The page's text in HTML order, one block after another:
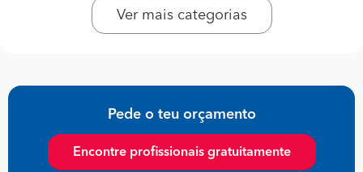
Ver mais categorias
Pede o teu orçamento
Encontre profissionais gratuitamente